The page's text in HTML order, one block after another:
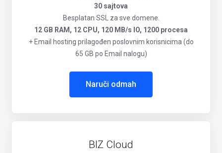
30 sajtova
Besplatan SSL za sve domene.
12 GB RAM, 12 CPU, 120 MB/s IO, 1200 procesa
+ Email hosting prilagođen poslovnim korisnicima (do
65 GB po Email nalogu)
Naruči odmah
BIZ Cloud